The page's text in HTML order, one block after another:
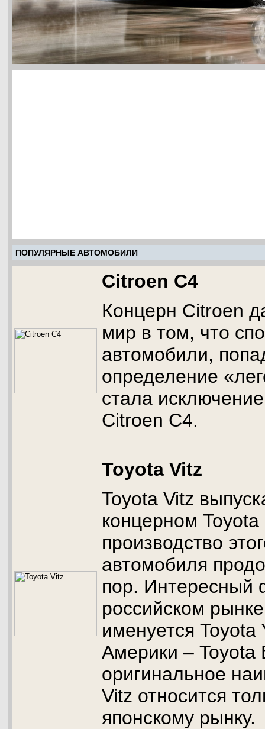
ПОПУЛЯРНЫЕ АВТОМОБИЛИ
Citroen C4
Концерн Сitroen
мир в том, что
автомобили,
определение
стала
Citroen C4.
Toyota Vitz
Toyota Vitz
концерном Toyota
производство
автомобиля
пор. Интересный
российском
именуется
Америки – Toyota
оригинальное
Vitz относится
японскому рынку.